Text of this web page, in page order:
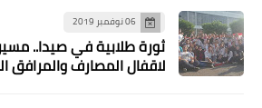
06 نوفمبر 2019
ثورة طلابية في صيدا..
لاقفال المصارف والمرافق